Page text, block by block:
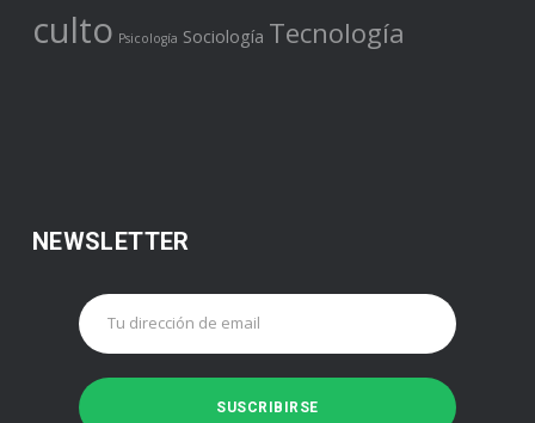
culto Psicología Sociología Tecnología
NEWSLETTER